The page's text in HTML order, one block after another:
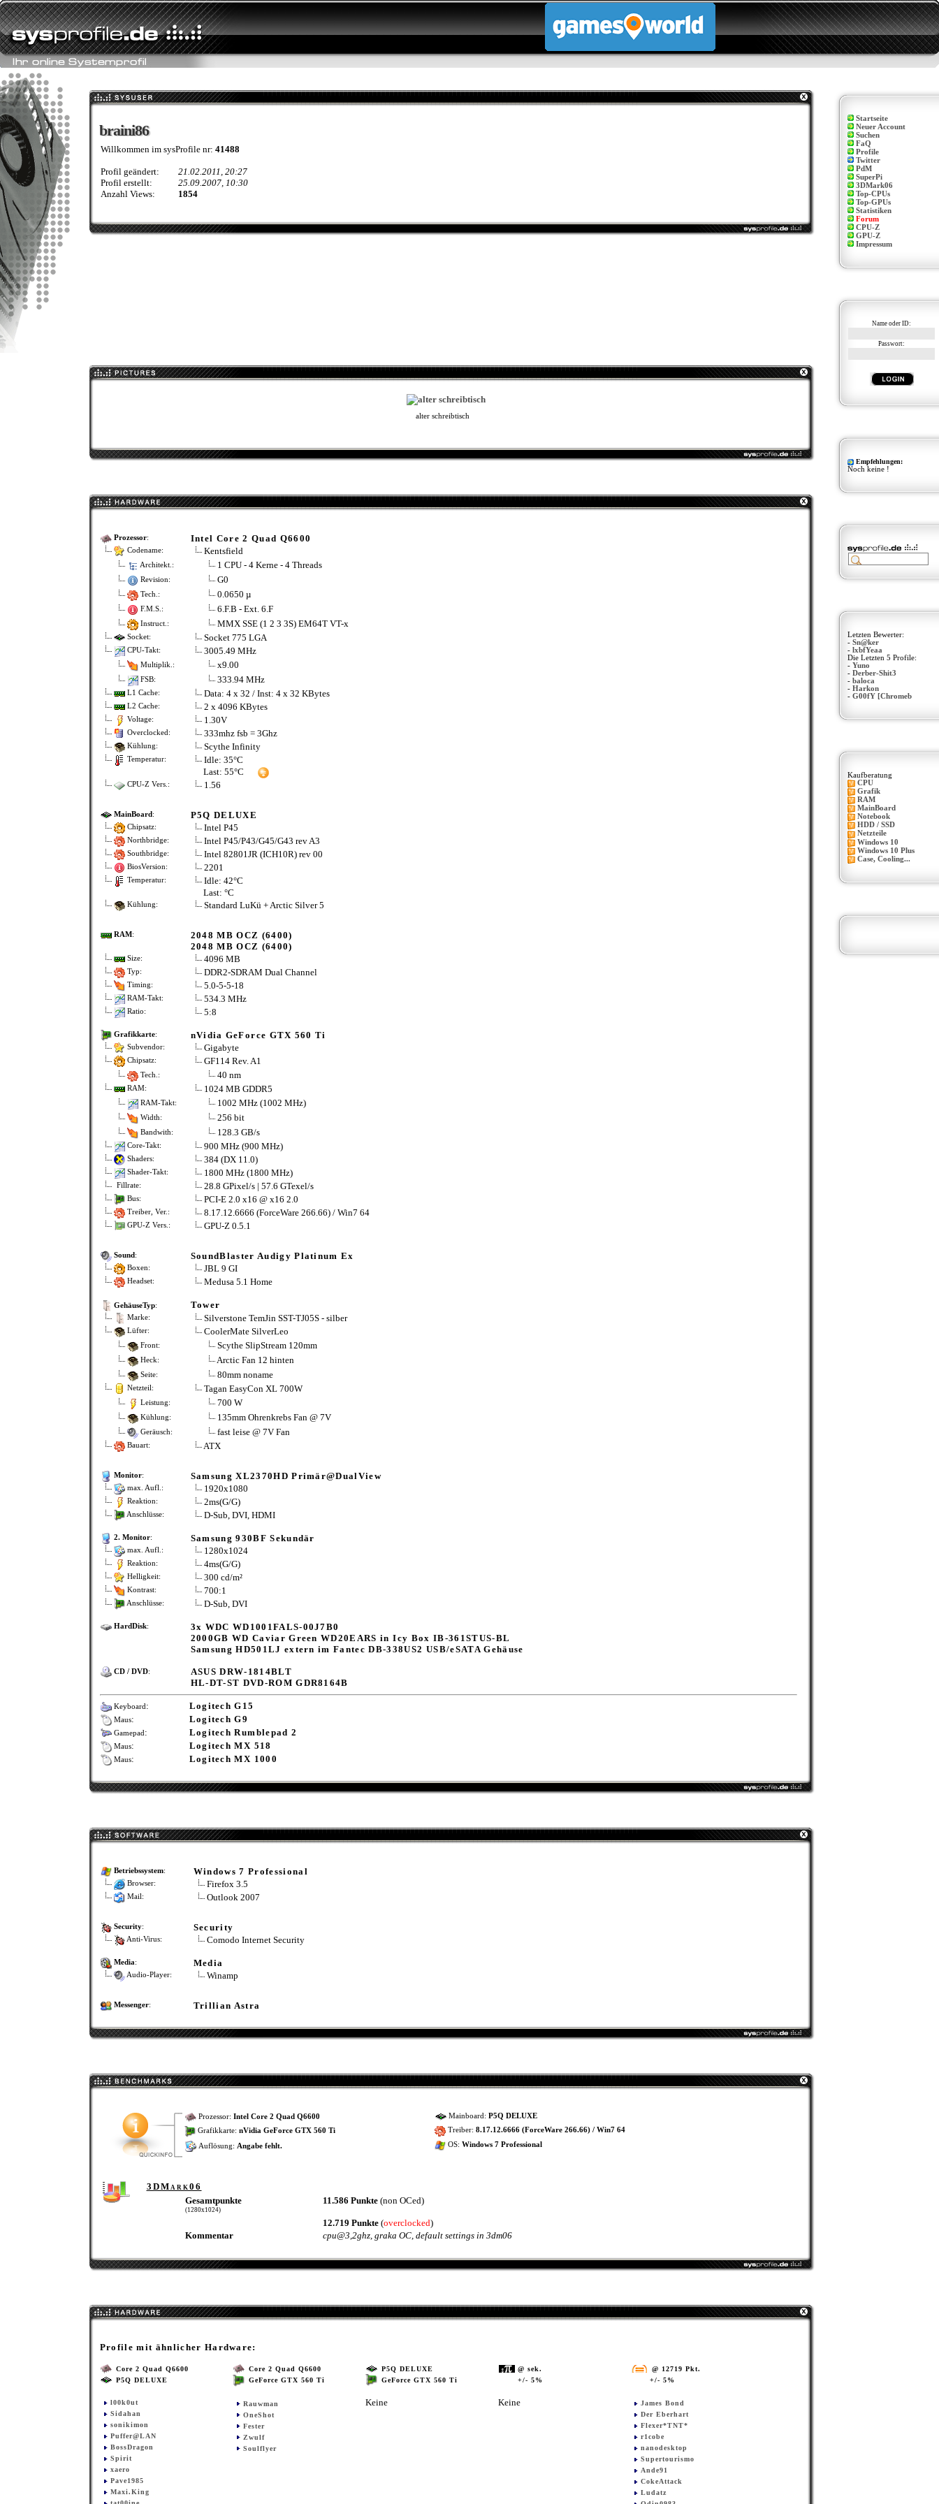
braini86
braini86
Willkommen im sysProfile nr: 41488
Profil geändert:
21.02.2011, 20:27
Profil erstellt:
25.09.2007, 10:30
Anzahl Views:
1854
alter schreibtisch
Prozessor: Intel Core 2 Quad Q6600
Codename: Kentsfield
Architekt.: 1 CPU - 4 Kerne - 4 Threads
Revision: G0
Tech.: 0.0650 µ
F.M.S.: 6.F.B - Ext. 6.F
Instruct.: MMX SSE (1 2 3 3S) EM64T VT-x
Socket: Socket 775 LGA
CPU-Takt: 3005.49 MHz
Multiplik.: x9.00
FSB: 333.94 MHz
L1 Cache: Data: 4 x 32 / Inst: 4 x 32 KBytes
L2 Cache: 2 x 4096 KBytes
Voltage: 1.30V
Overclocked: 333mhz fsb = 3Ghz
Kühlung: Scythe Infinity
Temperatur:
Idle: 35°C
Last: 55°C
CPU-Z Vers.: 1.56
MainBoard: P5Q DELUXE
Chipsatz: Intel P45
Northbridge: Intel P45/P43/G45/G43 rev A3
Southbridge: Intel 82801JR (ICH10R) rev 00
BiosVersion: 2201
Temperatur:
Idle: 42°C
Last: °C
Kühlung: Standard LuKü + Arctic Silver 5
RAM:
2048 MB OCZ (6400)
2048 MB OCZ (6400)
Size: 4096 MB
Typ: DDR2-SDRAM Dual Channel
Timing: 5.0-5-5-18
RAM-Takt: 534.3 MHz
Ratio: 5:8
Grafikkarte: nVidia GeForce GTX 560 Ti
Subvendor: Gigabyte
Chipsatz: GF114 Rev. A1
Tech.: 40 nm
RAM: 1024 MB GDDR5
RAM-Takt: 1002 MHz (1002 MHz)
Width: 256 bit
Bandwith: 128.3 GB/s
Core-Takt: 900 MHz (900 MHz)
Shaders: 384 (DX 11.0)
Shader-Takt: 1800 MHz (1800 MHz)
Fillrate: 28.8 GPixel/s | 57.6 GTexel/s
Bus: PCI-E 2.0 x16 @ x16 2.0
Treiber, Ver.: 8.17.12.6666 (ForceWare 266.66) / Win7 64
GPU-Z Vers.: GPU-Z 0.5.1
Sound: SoundBlaster Audigy Platinum Ex
Boxen: JBL 9 GI
Headset: Medusa 5.1 Home
GehäuseTyp: Tower
Marke: Silverstone TemJin SST-TJ05S - silber
Lüfter: CoolerMate SilverLeo
Front: Scythe SlipStream 120mm
Heck: Arctic Fan 12 hinten
Seite: 80mm noname
Netzteil: Tagan EasyCon XL 700W
Leistung: 700 W
Kühlung: 135mm Ohrenkrebs Fan @ 7V
Geräusch: fast leise @ 7V Fan
Bauart: ATX
Monitor: Samsung XL2370HD Primär@DualView
max. Aufl.: 1920x1080
Reaktion: 2ms(G/G)
Anschlüsse: D-Sub, DVI, HDMI
2. Monitor: Samsung 930BF Sekundär
max. Aufl.: 1280x1024
Reaktion: 4ms(G/G)
Helligkeit: 300 cd/m²
Kontrast: 700:1
Anschlüsse: D-Sub, DVI
HardDisk:
3x WDC WD1001FALS-00J7B0
2000GB WD Caviar Green WD20EARS in Icy Box IB-361STUS-BL
Samsung HD501LJ extern im Fantec DB-338US2 USB/eSATA Gehäuse
CD / DVD:
ASUS DRW-1814BLT
HL-DT-ST DVD-ROM GDR8164B
Keyboard: Logitech G15
Maus: Logitech G9
Gamepad: Logitech Rumblepad 2
Maus: Logitech MX 518
Maus: Logitech MX 1000
Betriebssystem: Windows 7 Professional
Browser: Firefox 3.5
Mail: Outlook 2007
Security: Security
Anti-Virus: Comodo Internet Security
Media: Media
Audio-Player: Winamp
Messenger: Trillian Astra
Prozessor: Intel Core 2 Quad Q6600
Grafikkarte: nVidia GeForce GTX 560 Ti
Auflösung: Angabe fehlt.
Mainboard: P5Q DELUXE
Treiber: 8.17.12.6666 (ForceWare 266.66) / Win7 64
OS: Windows 7 Professional
3DMark06
Gesamtpunkte
(1280x1024)
11.586 Punkte (non OCed)
12.719 Punkte (overclocked)
Kommentar
cpu@3,2ghz, graka OC, default settings in 3dm06
Profile mit ähnlicher Hardware:
Core 2 Quad Q6600
P5Q DELUXE
l00k0ut
Sidahan
sonikimon
Puffer@LAN
BossDragon
Spirit
xaero
Pave1985
Maxi.King
Core 2 Quad Q6600
GeForce GTX 560 Ti
Rauwman
OneShot
Fester
Zwulf
Soulflyer
P5Q DELUXE
GeForce GTX 560 Ti
Keine
@ sek.
+/- 5%
Keine
@ 12719 Pkt.
+/- 5%
James Bond
Der Eberhart
Flexer*TNT*
r1cobe
nanodesktop
Supertourismo
Ande91
CokeAttack
Ludatz
Startseite
Neuer Account
Suchen
FaQ
Profile
Twitter
PdM
SuperPi
3DMark06
Top-CPUs
Top-GPUs
Statistiken
Forum
CPU-Z
GPU-Z
Impressum
Name oder ID:
Passwort:
Empfehlungen:
Noch keine !
Letzten Bewerter:
- Sn@ker
- lxbfYeaa
Die Letzten 5 Profile:
- Yuno
- Derber-Shit3
- baloca
- Harkon
- G00fY [Chromeb
Kaufberatung
CPU
Grafik
RAM
MainBoard
Notebook
HDD / SSD
Netzteile
Windows 10
Windows 10 Plus
Case, Cooling...